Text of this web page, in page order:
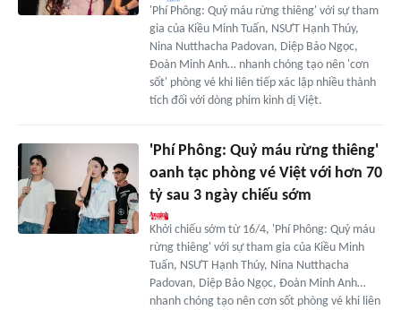
'Phí Phông: Quỷ máu rừng thiêng' với sự tham
gia của Kiều Minh Tuấn, NSƯT Hạnh Thúy,
Nina Nutthacha Padovan, Diệp Bảo Ngọc,
Đoàn Minh Anh… nhanh chóng tạo nên 'cơn
sốt' phòng vé khi liên tiếp xác lập nhiều thành
tích đối với dòng phim kinh dị Việt.
'Phí Phông: Quỷ máu rừng thiêng'
oanh tạc phòng vé Việt với hơn 70
tỷ sau 3 ngày chiếu sớm
Khởi chiếu sớm từ 16/4, 'Phí Phông: Quỷ máu
rừng thiêng' với sự tham gia của Kiều Minh
Tuấn, NSƯT Hạnh Thúy, Nina Nutthacha
Padovan, Diệp Bảo Ngọc, Đoàn Minh Anh…
nhanh chóng tạo nên cơn sốt phòng vé khi liên